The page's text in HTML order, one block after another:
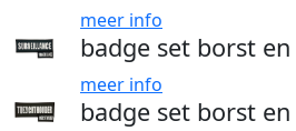
meer info
badge set borst
meer info
badge set borst